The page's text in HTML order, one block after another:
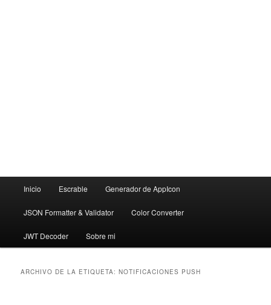
Inicio Escrable Generador de AppIcon
JSON Formatter & Validator Color Converter
JWT Decoder Sobre mi
ARCHIVO DE LA ETIQUETA:NOTIFICACIONES PUSH